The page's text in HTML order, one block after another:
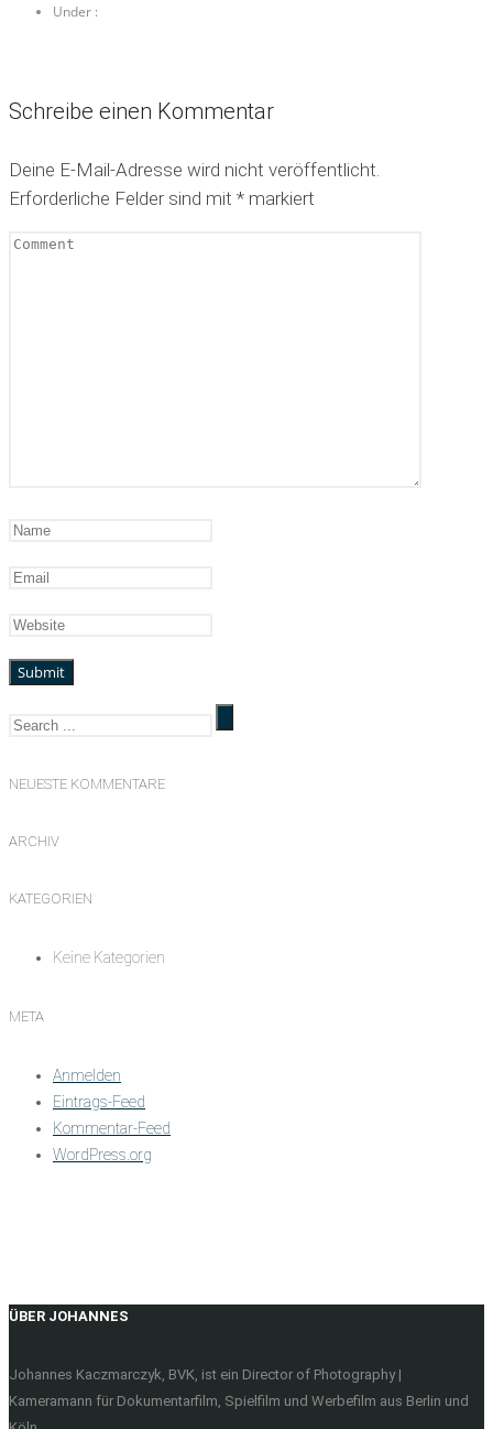
Under :
Schreibe einen Kommentar
Deine E-Mail-Adresse wird nicht veröffentlicht.
Erforderliche Felder sind mit * markiert
NEUESTE KOMMENTARE
ARCHIV
KATEGORIEN
Keine Kategorien
META
Anmelden
Eintrags-Feed
Kommentar-Feed
WordPress.org
ÜBER JOHANNES
Johannes Kaczmarczyk, BVK, ist ein Director of Photography |
Kameramann für Dokumentarfilm, Spielfilm und Werbefilm aus Berlin und